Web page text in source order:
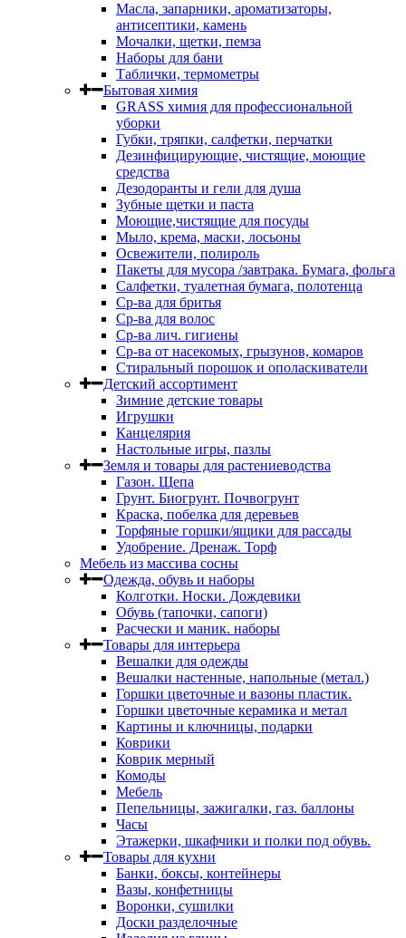
Масла, запарники, ароматизаторы,
антисептики, камень
Мочалки, щетки, пемза
Наборы для бани
Таблички, термометры
Бытовая химия
GRASS химия для профессиональной
уборки
Губки, тряпки, салфетки, перчатки
Дезинфицирующие, чистящие, моющие
средства
Дезодоранты и гели для душа
Зубные щетки и паста
Моющие,чистящие для посуды
Мыло, крема, маски, лосьоны
Освежители, полироль
Пакеты для мусора /завтрака. Бумага, фольга
Салфетки, туалетная бумага, полотенца
Ср-ва для бритья
Ср-ва для волос
Ср-ва лич. гигиены
Ср-ва от насекомых, грызунов, комаров
Стиральный порошок и ополаскиватели
Детский ассортимент
Зимние детские товары
Игрушки
Канцелярия
Настольные игры, пазлы
Земля и товары для растениеводства
Газон. Щепа
Грунт. Биогрунт. Почвогрунт
Краска, побелка для деревьев
Торфяные горшки/ящики для рассады
Удобрение. Дренаж. Торф
Мебель из массива сосны
Одежда, обувь и наборы
Колготки. Носки. Дождевики
Обувь (тапочки, сапоги)
Расчески и маник. наборы
Товары для интерьера
Вешалки для одежды
Вешалки настенные, напольные (метал.)
Горшки цветочные и вазоны пластик.
Горшки цветочные керамика и метал
Картины и ключницы, подарки
Коврики
Коврик мерный
Комоды
Мебель
Пепельницы, зажигалки, газ. баллоны
Часы
Этажерки, шкафчики и полки под обувь.
Товары для кухни
Банки, боксы, контейнеры
Вазы, конфетницы
Воронки, сушилки
Доски разделочные